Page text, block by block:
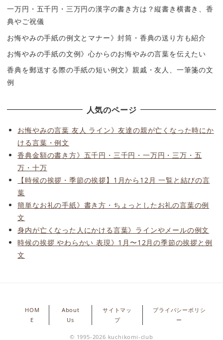
一万円・五千円・三万円の漢字の書き方は？縦書き横書き、香
典やご祝儀
お悔やみの手紙の例文とマナー》封筒・香典の送り方も紹介
お悔やみの手紙の文例》心からのお悔やみの言葉を伝えたい
香典を郵送する際の手紙の短い例文》親戚・友人、一筆箋の文
例
人気のページ
お悔やみの言葉 友人 ライン》友達の親が亡くなった時にか
ける言葉・例文
香典金額の書き方》五千円・三千円・一万円・三万・五
万・十万
【時候の挨拶・季節の挨拶】1月から12月 一覧と結びの言
葉
簡単なお礼の手紙》書き方・ちょっとしたお礼の言葉の例
文
身内が亡くなった人にかける言葉》ラインやメールの例文
時候の挨拶 やわらかい 表現》1月〜12月の季節の挨拶と例
文
HOM
E
About
Us
サイトマッ
プ
プライバシーポリシ
ー
© 1995-2026 kuchikomi-club